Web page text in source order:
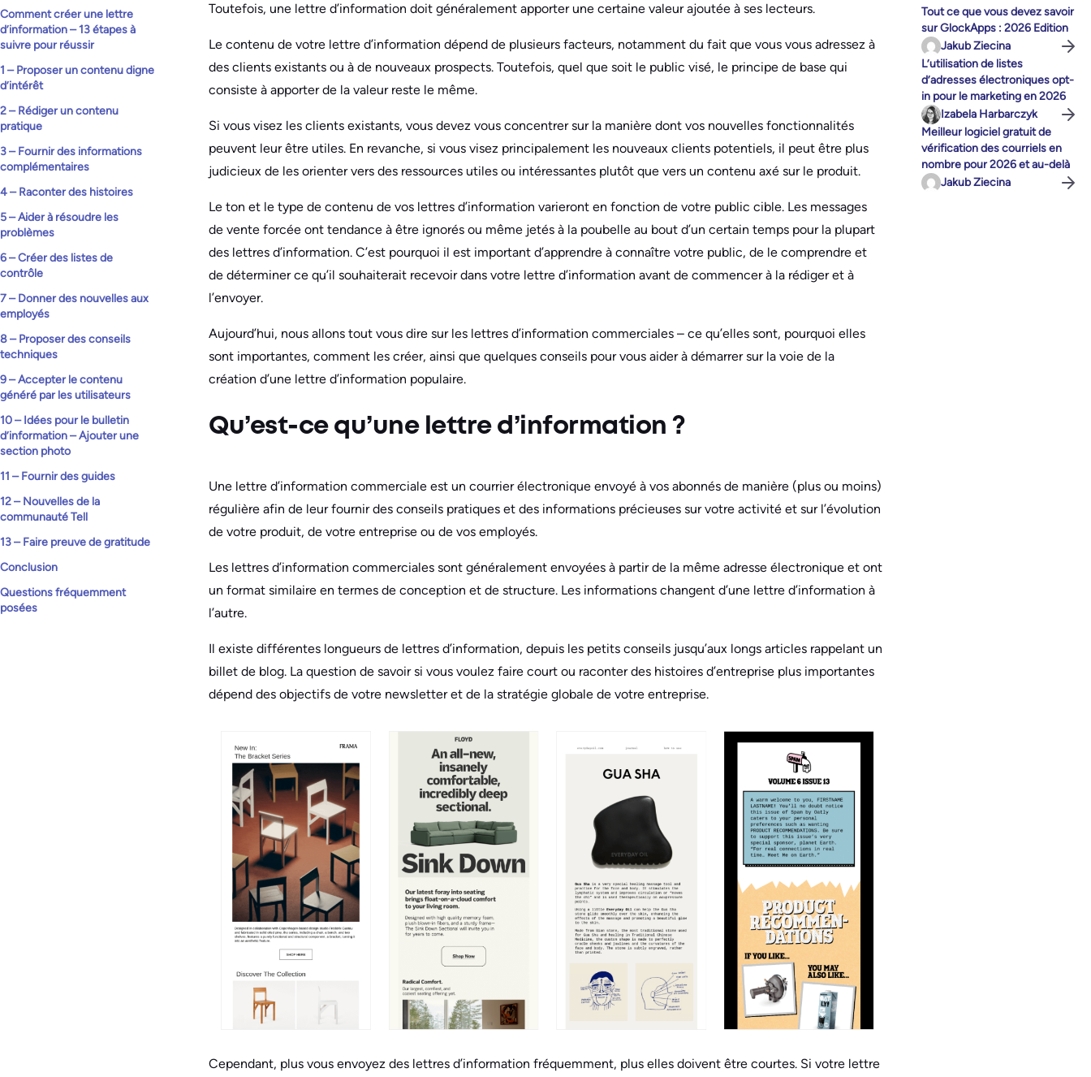
Comment créer une lettre
d’information – 13 étapes à
suivre pour réussir
1 – Proposer un contenu digne
d’intérêt
2 – Rédiger un contenu
pratique
3 – Fournir des informations
complémentaires
4 – Raconter des histoires
5 – Aider à résoudre les
problèmes
6 – Créer des listes de
contrôle
7 – Donner des nouvelles aux
employés
8 – Proposer des conseils
techniques
9 – Accepter le contenu
généré par les utilisateurs
10 – Idées pour le bulletin
d’information – Ajouter une
section photo
11 – Fournir des guides
12 – Nouvelles de la
communauté Tell
13 – Faire preuve de gratitude
Conclusion
Questions fréquemment
posées
Toutefois, une lettre d’information doit généralement apporter une certaine valeur ajoutée à ses lecteurs.
Le contenu de votre lettre d’information dépend de plusieurs facteurs, notamment du fait que vous vous adressez à
des clients existants ou à de nouveaux prospects. Toutefois, quel que soit le public visé, le principe de base qui
consiste à apporter de la valeur reste le même.
Si vous visez les clients existants, vous devez vous concentrer sur la manière dont vos nouvelles fonctionnalités
peuvent leur être utiles. En revanche, si vous visez principalement les nouveaux clients potentiels, il peut être plus
judicieux de les orienter vers des ressources utiles ou intéressantes plutôt que vers un contenu axé sur le produit.
Le ton et le type de contenu de vos lettres d’information varieront en fonction de votre public cible. Les messages
de vente forcée ont tendance à être ignorés ou même jetés à la poubelle au bout d’un certain temps pour la plupart
des lettres d’information. C’est pourquoi il est important d’apprendre à connaître votre public, de le comprendre et
de déterminer ce qu’il souhaiterait recevoir dans votre lettre d’information avant de commencer à la rédiger et à
l’envoyer.
Aujourd’hui, nous allons tout vous dire sur les lettres d’information commerciales – ce qu’elles sont, pourquoi elles
sont importantes, comment les créer, ainsi que quelques conseils pour vous aider à démarrer sur la voie de la
création d’une lettre d’information populaire.
Qu’est-ce qu’une lettre d’information ?
Une lettre d’information commerciale est un courrier électronique envoyé à vos abonnés de manière (plus ou moins)
régulière afin de leur fournir des conseils pratiques et des informations précieuses sur votre activité et sur l’évolution
de votre produit, de votre entreprise ou de vos employés.
Les lettres d’information commerciales sont généralement envoyées à partir de la même adresse électronique et ont
un format similaire en termes de conception et de structure. Les informations changent d’une lettre d’information à
l’autre.
Il existe différentes longueurs de lettres d’information, depuis les petits conseils jusqu’aux longs articles rappelant un
billet de blog. La question de savoir si vous voulez faire court ou raconter des histoires d’entreprise plus importantes
dépend des objectifs de votre newsletter et de la stratégie globale de votre entreprise.
Cependant, plus vous envoyez des lettres d’information fréquemment, plus elles doivent être courtes. Si votre lettre
Tout ce que vous devez savoir
sur GlockApps : 2026 Edition
Jakub Ziecina
L’utilisation de listes
d’adresses électroniques opt-
in pour le marketing en 2026
Izabela Harbarczyk
Meilleur logiciel gratuit de
vérification des courriels en
nombre pour 2026 et au-delà
Jakub Ziecina